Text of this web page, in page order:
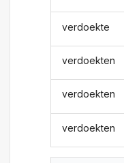
verdoekte
verdoekten
verdoekten
verdoekten